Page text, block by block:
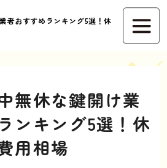
者おすすめランキング5選！休
無休な鍵開け業
ンキング5選！休
用相場